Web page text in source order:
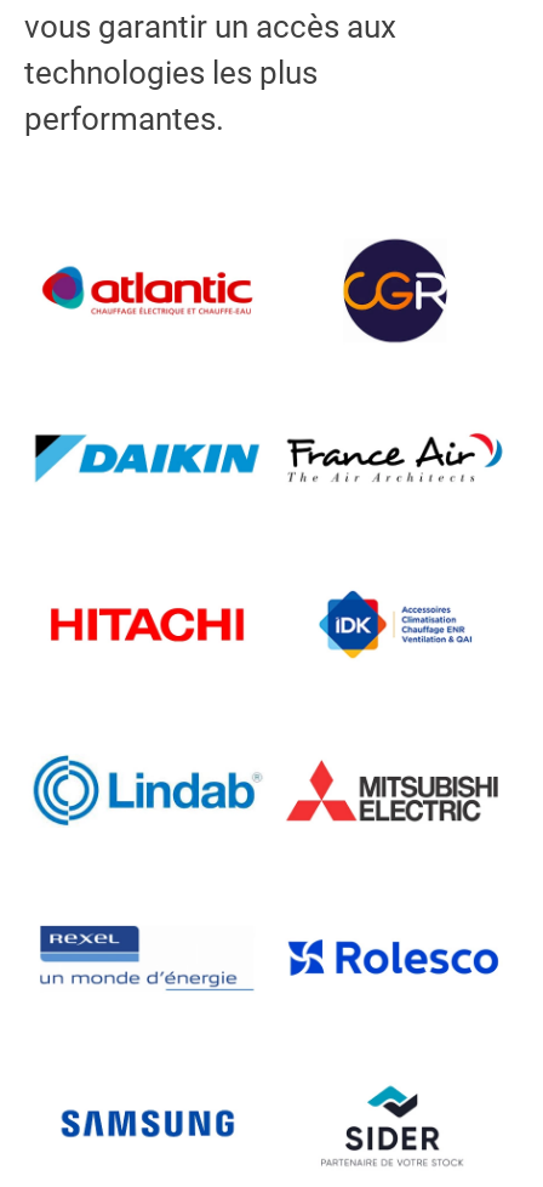
vous garantir un accès aux
technologies les plus
performantes.